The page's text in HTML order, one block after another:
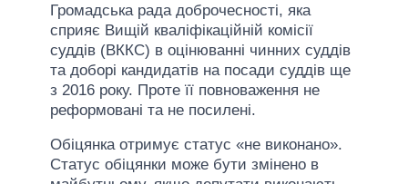
Громадська рада доброчесності, яка
сприяє Вищій кваліфікаційній комісії
суддів (ВККС) в оцінюванні чинних суддів
та доборі кандидатів на посади суддів ще
з 2016 року. Проте її повноваження не
реформовані та не посилені.
Обіцянка отримує статус «не виконано».
Статус обіцянки може бути змінено в